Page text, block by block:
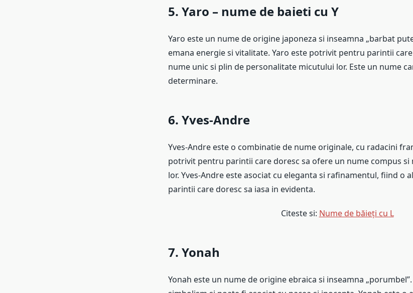
5. Yaro – nume de baieti cu Y
Yaro este un nume de origine japoneza si inseamna „barbat
emana energie si vitalitate. Yaro este potrivit pentru parintii
nume unic si plin de personalitate micutului lor. Este un nume
determinare.
6. Yves-Andre
Yves-Andre este o combinatie de nume originale, cu radacini
potrivit pentru parintii care doresc sa ofere un nume compus
lor. Yves-Andre este asociat cu eleganta si rafinamentul, fiind o
parintii care doresc sa iasa in evidenta.
Citeste si: Nume de băieți cu L
7. Yonah
Yonah este un nume de origine ebraica si inseamna